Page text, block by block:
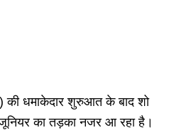
की धमाकेदार शुरुआत के बाद शो
का तड़का नजर आ रहा है।